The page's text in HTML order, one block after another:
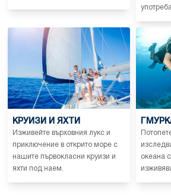
употреба.
КРУИЗИ И ЯХТИ
Изживейте върховния лукс и
приключение в открито море с
нашите първокласни круизи и
яхти под наем.
океана